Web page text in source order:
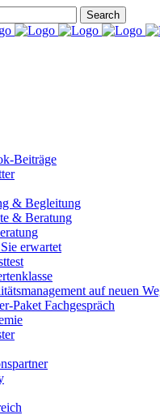
Beiträge
& Begleitung
& Beratung
erwartet
auf neuen
Paket Fachgespräch